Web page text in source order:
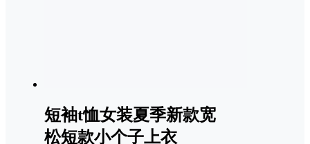
短袖t恤女装夏季新款宽
松短款小个子上衣